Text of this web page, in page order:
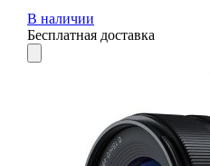
В наличии
Бесплатная доставка